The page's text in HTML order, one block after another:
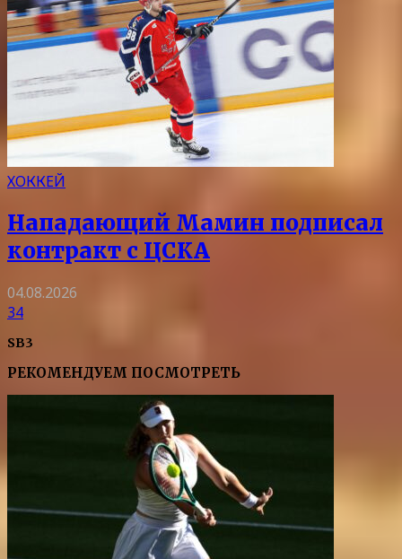
ХОККЕЙ
Нападающий Мамин подписал
контракт с ЦСКА
04.08.2026
34
SB3
РЕКОМЕНДУЕМ ПОСМОТРЕТЬ